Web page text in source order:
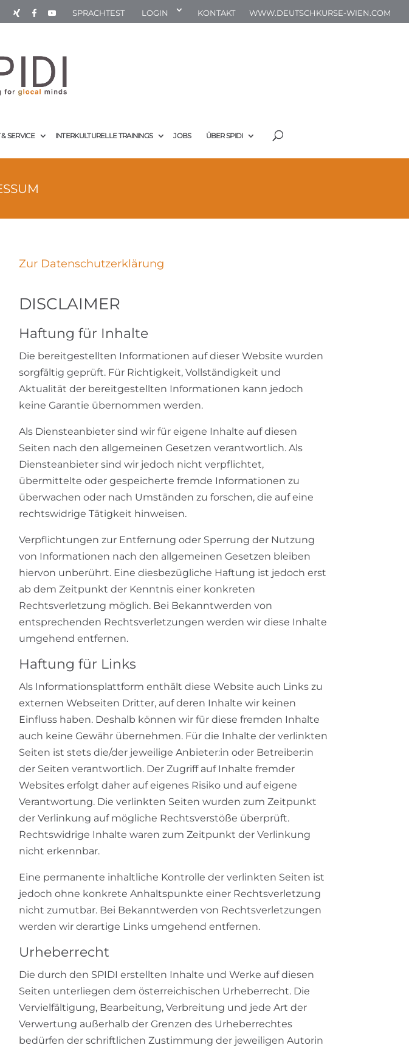
SPRACHTEST LOGIN KONTAKT WWW.DEUTSCHKURSE-WIEN.COM
& SERVICE INTERKULTURELLE TRAININGS JOBS ÜBER SPIDI
Zur Datenschutzerklärung
DISCLAIMER
Haftung für Inhalte
Die bereitgestellten Informationen auf dieser Website wurden
sorgfältig geprüft. Für Richtigkeit, Vollständigkeit und
Aktualität der bereitgestellten Informationen kann jedoch
keine Garantie übernommen werden.
Als Diensteanbieter sind wir für eigene Inhalte auf diesen
Seiten nach den allgemeinen Gesetzen verantwortlich. Als
Diensteanbieter sind wir jedoch nicht verpflichtet,
übermittelte oder gespeicherte fremde Informationen zu
überwachen oder nach Umständen zu forschen, die auf eine
rechtswidrige Tätigkeit hinweisen.
Verpflichtungen zur Entfernung oder Sperrung der Nutzung
von Informationen nach den allgemeinen Gesetzen bleiben
hiervon unberührt. Eine diesbezügliche Haftung ist jedoch erst
ab dem Zeitpunkt der Kenntnis einer konkreten
Rechtsverletzung möglich. Bei Bekanntwerden von
entsprechenden Rechtsverletzungen werden wir diese Inhalte
umgehend entfernen.
Haftung für Links
Als Informationsplattform enthält diese Website auch Links zu
externen Webseiten Dritter, auf deren Inhalte wir keinen
Einfluss haben. Deshalb können wir für diese fremden Inhalte
auch keine Gewähr übernehmen. Für die Inhalte der verlinkten
Seiten ist stets die/der jeweilige Anbieter:in oder Betreiber:in
der Seiten verantwortlich. Der Zugriff auf Inhalte fremder
Websites erfolgt daher auf eigenes Risiko und auf eigene
Verantwortung. Die verlinkten Seiten wurden zum Zeitpunkt
der Verlinkung auf mögliche Rechtsverstöße überprüft.
Rechtswidrige Inhalte waren zum Zeitpunkt der Verlinkung
nicht erkennbar.
Eine permanente inhaltliche Kontrolle der verlinkten Seiten ist
jedoch ohne konkrete Anhaltspunkte einer Rechtsverletzung
nicht zumutbar. Bei Bekanntwerden von Rechtsverletzungen
werden wir derartige Links umgehend entfernen.
Urheberrecht
Die durch den SPIDI erstellten Inhalte und Werke auf diesen
Seiten unterliegen dem österreichischen Urheberrecht. Die
Vervielfältigung, Bearbeitung, Verbreitung und jede Art der
Verwertung außerhalb der Grenzen des Urheberrechtes
bedürfen der schriftlichen Zustimmung der jeweiligen Autorin